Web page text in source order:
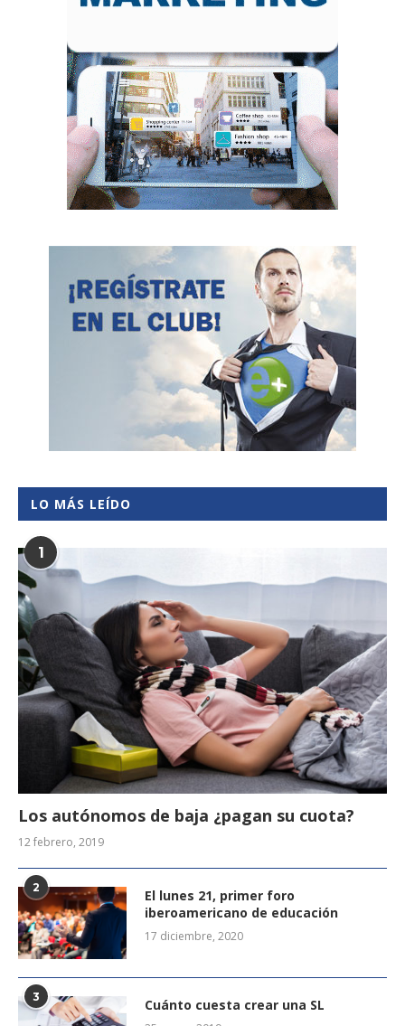
LO MÁS LEÍDO
1
Los autónomos de baja ¿pagan su cuota?
12 febrero, 2019
2
El lunes 21, primer foro
iberoamericano de educación
17 diciembre, 2020
3 Cuánto cuesta crear una SL